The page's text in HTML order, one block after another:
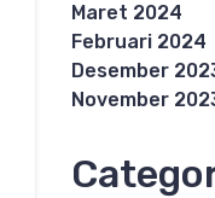
Maret 2024
Februari 2024
Desember
November